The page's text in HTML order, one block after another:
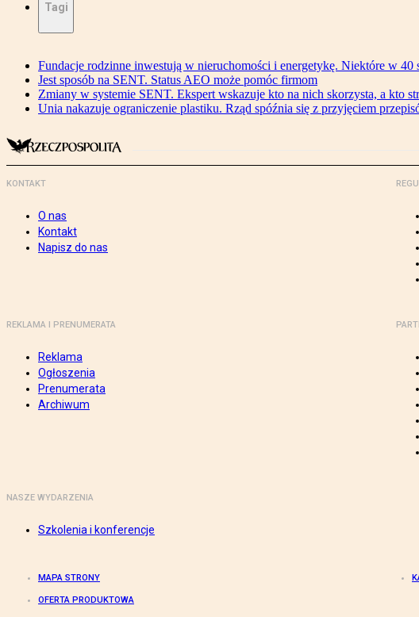
Tagi
Fundacje rodzinne inwestują w nieruchomości i energetykę. Niektóre w 40
Jest sposób na SENT. Status AEO może pomóc firmom
Zmiany w systemie SENT. Ekspert wskazuje kto na nich skorzysta, a kto
Unia nakazuje ograniczenie plastiku. Rząd spóźnia się z przyjęciem
KONTAKT
O nas
Kontakt
Napisz do nas
REKLAMA I PRENUMERATA
Reklama
Ogłoszenia
Prenumerata
Archiwum
NASZE WYDARZENIA
Szkolenia i konferencje
MAPA STRONY
OFERTA PRODUKTOWA